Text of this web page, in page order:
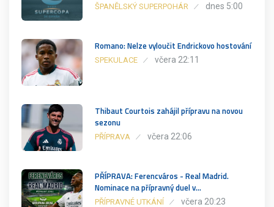
ŠPANĚLSKÝ SUPERPOHÁR dnes 5:00
Romano: Nelze vyloučit Endrickovo hostování
SPEKULACE včera 22:11
Thibaut Courtois zahájil přípravu na novou
sezonu
PŘÍPRAVA včera 22:06
PŘÍPRAVA: Ferencváros - Real Madrid.
Nominace na přípravný duel v…
PŘÍPRAVNÉ UTKÁNÍ včera 20:23